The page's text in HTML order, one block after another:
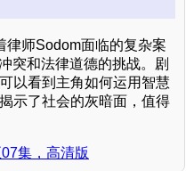
律师Sodom面临的复杂案
突和法律道德的挑战。剧
以看到主角如何运用智慧
示了社会的灰暗面，值得
集，高清版